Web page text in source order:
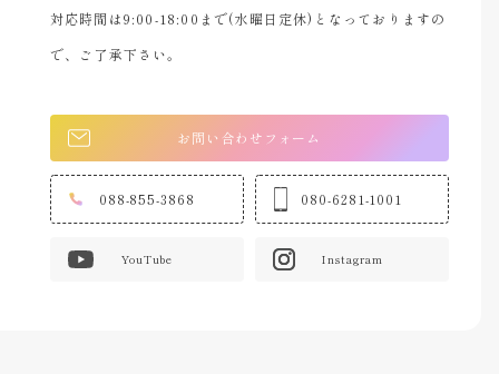
対応時間は9:00-18:00まで(水曜日定休)となっておりますの
で、ご了承下さい。
お問い合わせフォーム
088-855-3868 080-6281-1001
YouTube Instagram